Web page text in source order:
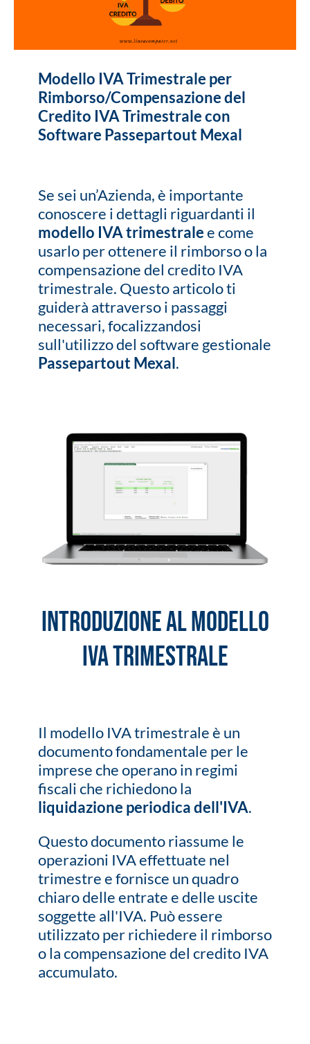
Modello IVA Trimestrale per
Rimborso/Compensazione del
Credito IVA Trimestrale con
Software Passepartout Mexal
Se sei un’Azienda, è importante
conoscere i dettagli riguardanti il
modello IVA trimestralee come
usarlo per ottenere il rimborso o la
compensazione del credito IVA
trimestrale. Questo articolo ti
guiderà attraverso i passaggi
necessari, focalizzandosi
sull'utilizzo del software gestionale
Passepartout Mexal.
Introduzione al Modello
IVA Trimestrale
Il modello IVA trimestrale è un
documento fondamentale per le
imprese che operano in regimi
fiscali che richiedono la
liquidazione periodica dell'IVA.
Questo documento riassume le
operazioni IVA effettuate nel
trimestre e fornisce un quadro
chiaro delle entrate e delle uscite
soggette all'IVA. Può essere
utilizzato per richiedere il rimborso
o la compensazione del credito IVA
accumulato.